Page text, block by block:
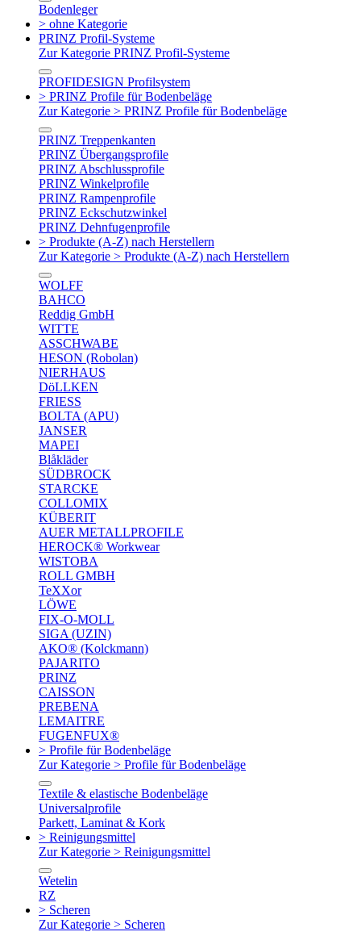
Bodenleger
> ohne Kategorie
PRINZ Profil-Systeme
Zur Kategorie PRINZ Profil-Systeme
PROFIDESIGN Profilsystem
> PRINZ Profile für Bodenbeläge
Zur Kategorie > PRINZ Profile für Bodenbeläge
PRINZ Treppenkanten
PRINZ Übergangsprofile
PRINZ Abschlussprofile
PRINZ Winkelprofile
PRINZ Rampenprofile
PRINZ Eckschutzwinkel
PRINZ Dehnfugenprofile
> Produkte (A-Z) nach Herstellern
Zur Kategorie > Produkte (A-Z) nach Herstellern
WOLFF
BAHCO
Reddig GmbH
WITTE
ASSCHWABE
HESON (Robolan)
NIERHAUS
DöLLKEN
FRIESS
BOLTA (APU)
JANSER
MAPEI
Blåkläder
SÜDBROCK
STARCKE
COLLOMIX
KÜBERIT
AUER METALLPROFILE
HEROCK® Workwear
WISTOBA
ROLL GMBH
TeXXor
LÖWE
FIX-O-MOLL
SIGA (UZIN)
AKO® (Kolckmann)
PAJARITO
PRINZ
CAISSON
PREBENA
LEMAITRE
FUGENFUX®
> Profile für Bodenbeläge
Zur Kategorie > Profile für Bodenbeläge
Textile & elastische Bodenbeläge
Universalprofile
Parkett, Laminat & Kork
> Reinigungsmittel
Zur Kategorie > Reinigungsmittel
Wetelin
RZ
> Scheren
Zur Kategorie > Scheren